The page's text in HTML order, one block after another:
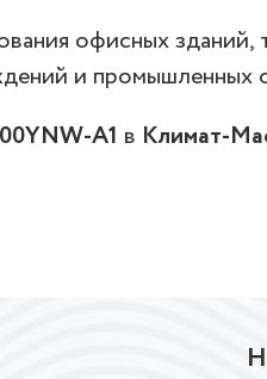
офисных зданий,
и промышленных
A1 в Климат-